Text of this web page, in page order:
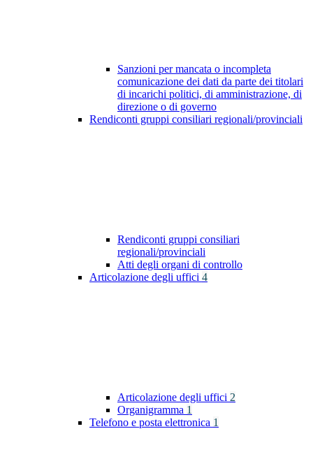
Sanzioni per mancata o incompleta
comunicazione dei dati da parte dei titolari
di incarichi politici, di amministrazione, di
direzione o di governo
Rendiconti gruppi consiliari regionali/provinciali
Rendiconti gruppi consiliari
regionali/provinciali
Atti degli organi di controllo
Articolazione degli uffici 4
Articolazione degli uffici 2
Organigramma 1
Telefono e posta elettronica 1